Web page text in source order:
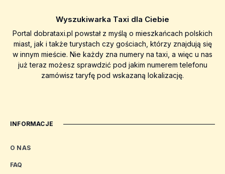
Wyszukiwarka Taxi dla Ciebie
Portal dobrataxi.pl powstał z myślą o mieszkańcach polskich
miast, jak i także turystach czy gościach, którzy znajdują się
w innym mieście. Nie każdy zna numery na taxi, a więc u nas
już teraz możesz sprawdzić pod jakim numerem telefonu
zamówisz taryfę pod wskazaną lokalizację.
INFORMACJE
O NAS
FAQ